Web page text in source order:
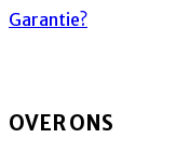
Garantie?
OVER ONS